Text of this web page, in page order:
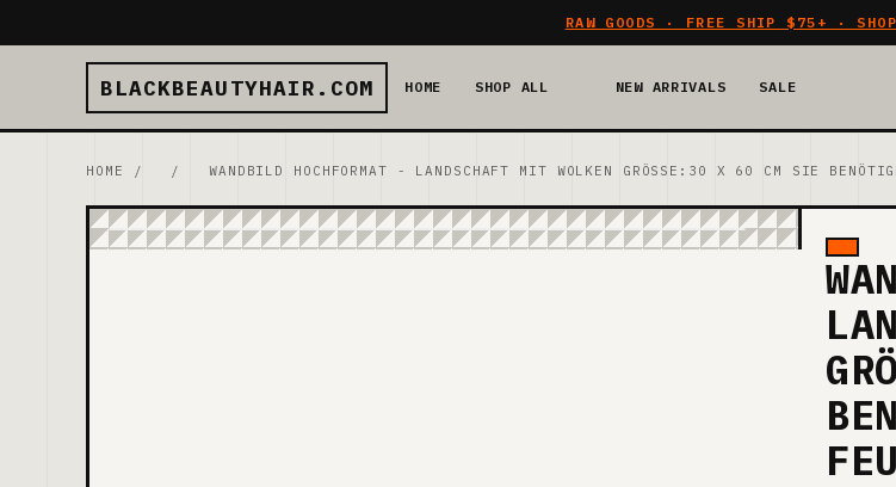
RAW GOODS · FREE SHIP $75+ · SHOP
BLACKBEAUTYHAIR.COM HOME SHOP ALL NEW ARRIVALS SALE
HOME / / WANDBILD HOCHFORMAT - LANDSCHAFT MIT WOLKEN GRÖSSE:30 X 60 CM SIE